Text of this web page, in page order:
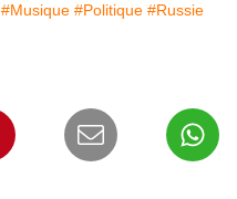
#Musique #Politique #Russie